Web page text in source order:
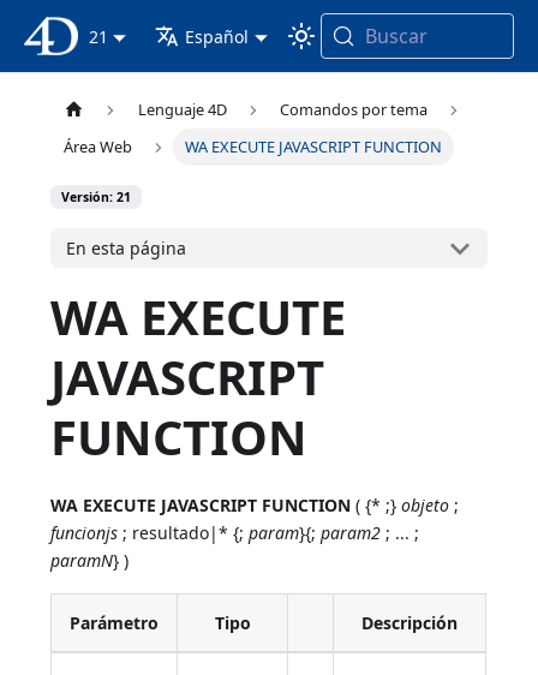
Documentación 4D
21 Español Buscar
Lenguaje 4D
Comandos por tema
Área Web
WA EXECUTE JAVASCRIPT FUNCTION
Versión: 21
En esta página
WA EXECUTE
JAVASCRIPT
FUNCTION
WA EXECUTE JAVASCRIPT FUNCTION ( {* ;}objeto ;
funcionjs ; resultado|* {;param}{;param2 ; ... ;
paramN} )
Parámetro Tipo Descripción